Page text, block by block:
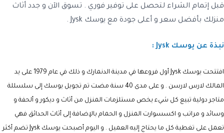
قبل إتمام الشراء لتحصل على توفير فوري . تسوق الآن و جدد أثاث
منزلك بأفضل سعر و أعلى جودة مع يوسك Jysk .
نبذة عن يوسك Jysk :
افتتحت يوسك Jysk
أول فروعها في مدينة الدنمارك و ذلك في عام 1979 على يد
المالك لارس لارسن . و على مدى 40 سنة مضت تم تجويل يوسك إلى سلسللة
متاجر دولية تبيع كل شيء يخص مستلزمات المنزل من أثاث و ديكور و ألحفة و
وسائد و مراتب و اكسسوارت المنزل و الحمام بالإضافة إلى أثاث الحدائق فهي
تعمل على تغطية كل ما يحتاج إليه العميل . و اليوم أصبحت يوسك Jysk تضم أكثر